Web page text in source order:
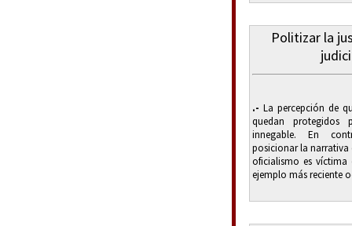
Politizar la
.- La percepción de
quedan
innegable. En
posicionar la
oficialismo es víctima
ejemplo más reciente